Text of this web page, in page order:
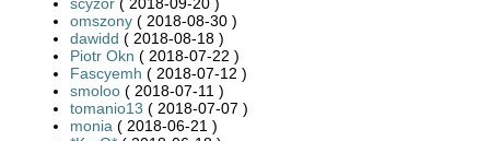
omszony ( 2018-08-30 )
dawidd ( 2018-08-18 )
Piotr Okn ( 2018-07-22 )
Fascyemh ( 2018-07-12 )
smoloo ( 2018-07-11 )
tomanio13 ( 2018-07-07 )
monia ( 2018-06-21 )